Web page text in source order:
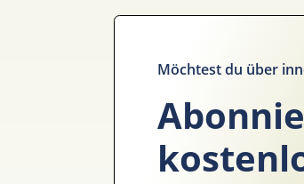
Möchtest du über